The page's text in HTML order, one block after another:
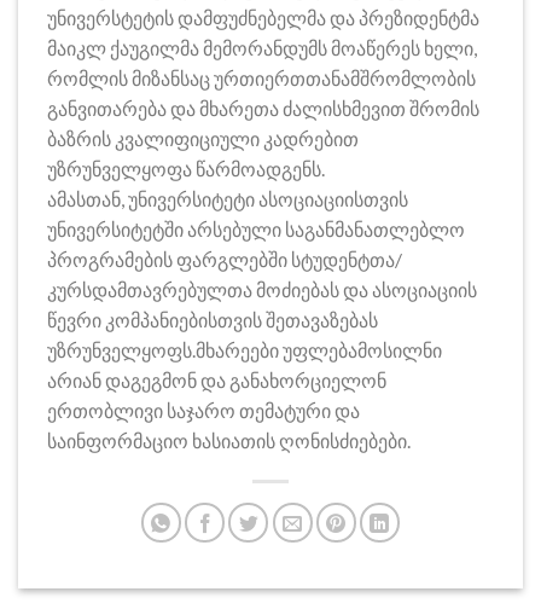
უნივერსტეტის დამფუძნებელმა და პრეზიდენტმა
მაიკლ ქაუგილმა მემორანდუმს მოაწერეს ხელი,
რომლის მიზანსაც ურთიერთთანამშრომლობის
განვითარება და მხარეთა ძალისხმევით შრომის
ბაზრის კვალიფიციული კადრებით
უზრუნველყოფა წარმოადგენს.
ამასთან, უნივერსიტეტი ასოციაციისთვის
უნივერსიტეტში არსებული საგანმანათლებლო
პროგრამების ფარგლებში სტუდენტთა/
კურსდამთავრებულთა მოძიებას და ასოციაციის
წევრი კომპანიებისთვის შეთავაზებას
უზრუნველყოფს.მხარეები უფლებამოსილნი
არიან დაგეგმონ და განახორციელონ
ერთობლივი საჯარო თემატური და
საინფორმაციო ხასიათის ღონისძიებები.